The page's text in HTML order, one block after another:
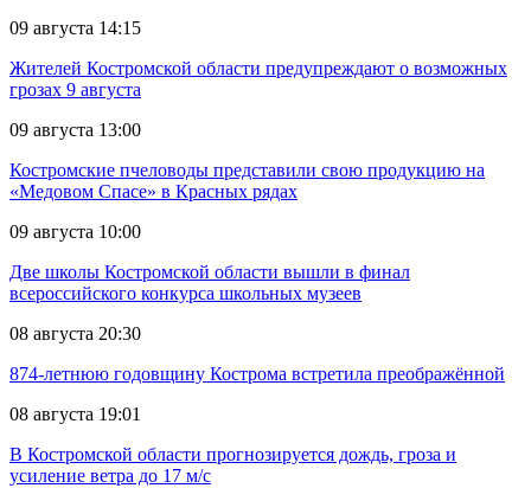
09 августа 14:15
Жителей Костромской области предупреждают о возможных
грозах 9 августа
09 августа 13:00
Костромские пчеловоды представили свою продукцию на
«Медовом Спасе» в Красных рядах
09 августа 10:00
Две школы Костромской области вышли в финал
всероссийского конкурса школьных музеев
08 августа 20:30
874-летнюю годовщину Кострома встретила преображённой
08 августа 19:01
В Костромской области прогнозируется дождь, гроза и
усиление ветра до 17 м/с